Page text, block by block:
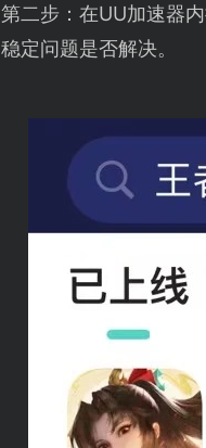
第二步：在UU加速器
稳定问题是否解决。